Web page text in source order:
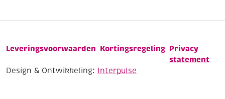
Leveringsvoorwaarden Kortingsregeling Privacy
statement
Design & Ontwikkeling: Interpulse